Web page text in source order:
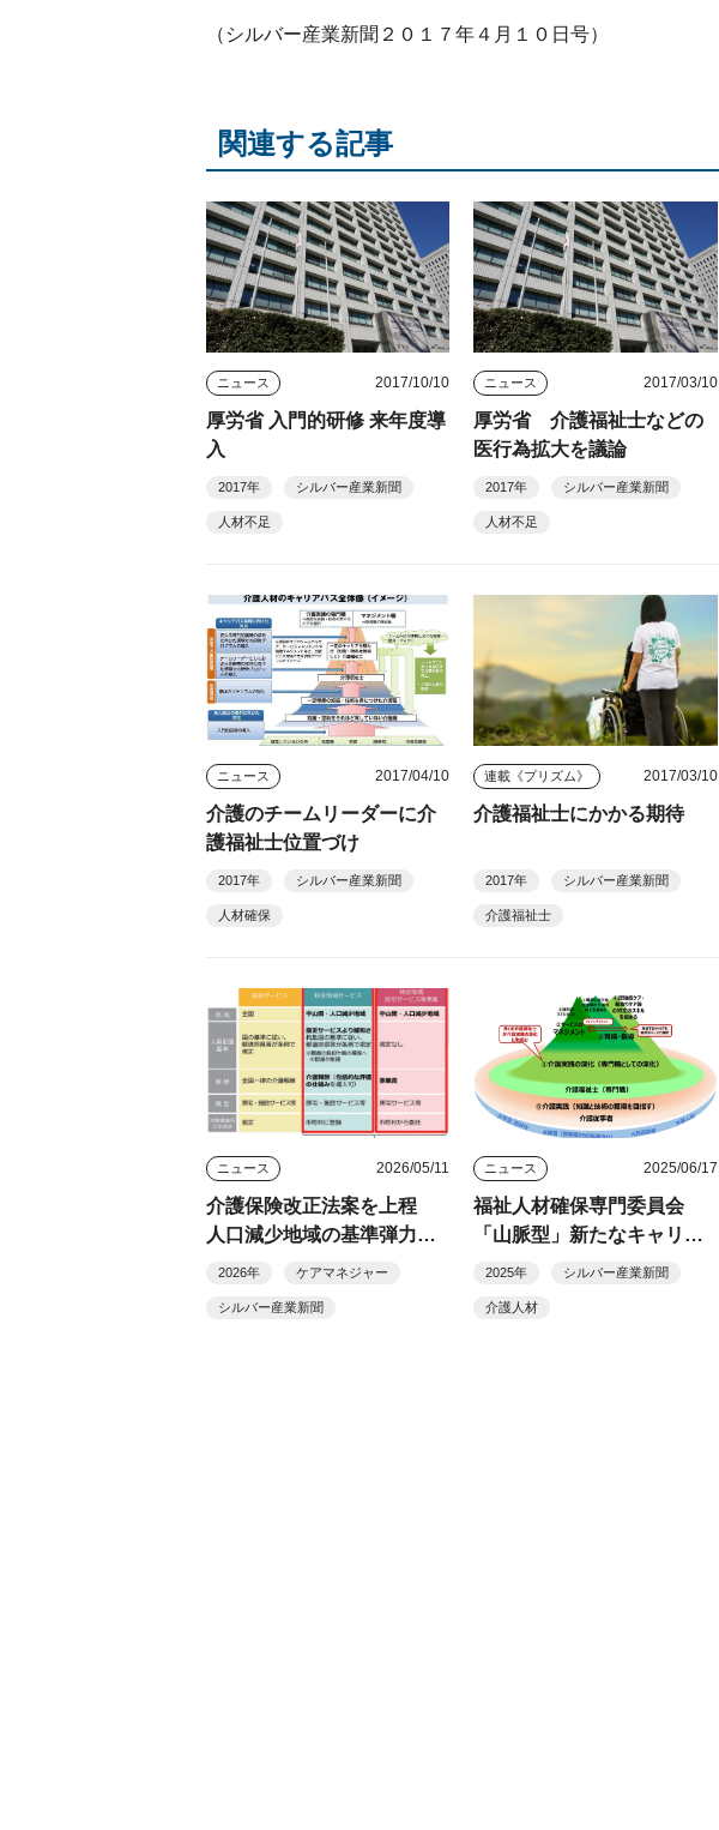
（シルバー産業新聞２０１７年４月１０日号）
関連する記事
ニュース 2017/10/10
厚労省 入門的研修 来年度導
入
2017年 シルバー産業新聞
人材不足
ニュース 2017/03/10
厚労省 介護福祉士などの
医行為拡大を議論
2017年 シルバー産業新聞
人材不足
ニュース 2017/04/10
介護のチームリーダーに介
護福祉士位置づけ
2017年 シルバー産業新聞
人材確保
連載《プリズム》 2017/03/10
介護福祉士にかかる期待
2017年 シルバー産業新聞
介護福祉士
ニュース 2026/05/11
介護保険改正法案を上程
人口減少地域の基準弾力
化、訪問介護「定額報酬」
2026年 ケアマネジャー
シルバー産業新聞
ニュース 2025/06/17
福祉人材確保専門委員会
「山脈型」新たなキャリア
モデル促進へ
2025年 シルバー産業新聞
介護人材